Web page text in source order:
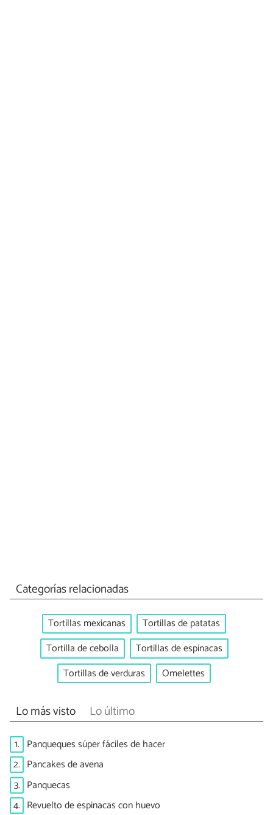
Categorías relacionadas
Tortillas mexicanas
Tortillas de patatas
Tortilla de cebolla
Tortillas de espinacas
Tortillas de verduras
Omelettes
Lo más visto Lo último
1. Panqueques súper fáciles de hacer
2. Pancakes de avena
3. Panquecas
4. Revuelto de espinacas con huevo